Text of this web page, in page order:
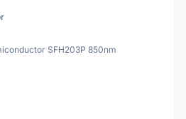
SFH203P 850nm